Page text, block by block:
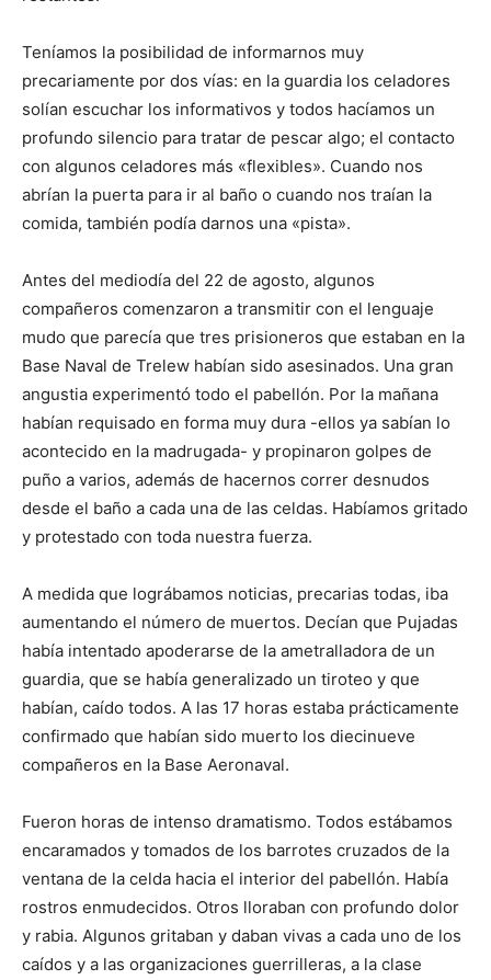
Teníamos la posibilidad de informarnos muy
precariamente por dos vías: en la guardia los celadores
solían escuchar los informativos y todos hacíamos un
profundo silencio para tratar de pescar algo; el contacto
con algunos celadores más «flexibles». Cuando nos
abrían la puerta para ir al baño o cuando nos traían la
comida, también podía darnos una «pista».
Antes del mediodía del 22 de agosto, algunos
compañeros comenzaron a transmitir con el lenguaje
mudo que parecía que tres prisioneros que estaban en la
Base Naval de Trelew habían sido asesinados. Una gran
angustia experimentó todo el pabellón. Por la mañana
habían requisado en forma muy dura -ellos ya sabían lo
acontecido en la madrugada- y propinaron golpes de
puño a varios, además de hacernos correr desnudos
desde el baño a cada una de las celdas. Habíamos gritado
y protestado con toda nuestra fuerza.
A medida que lográbamos noticias, precarias todas, iba
aumentando el número de muertos. Decían que Pujadas
había intentado apoderarse de la ametralladora de un
guardia, que se había generalizado un tiroteo y que
habían, caído todos. A las 17 horas estaba prácticamente
confirmado que habían sido muerto los diecinueve
compañeros en la Base Aeronaval.
Fueron horas de intenso dramatismo. Todos estábamos
encaramados y tomados de los barrotes cruzados de la
ventana de la celda hacia el interior del pabellón. Había
rostros enmudecidos. Otros lloraban con profundo dolor
y rabia. Algunos gritaban y daban vivas a cada uno de los
caídos y a las organizaciones guerrilleras, a la clase